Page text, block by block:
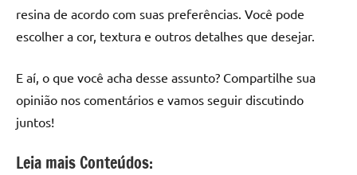
resina de acordo com suas preferências. Você pode
escolher a cor, textura e outros detalhes que desejar.
E aí, o que você acha desse assunto? Compartilhe sua
opinião nos comentários e vamos seguir discutindo
juntos!
Leia mais Conteúdos: